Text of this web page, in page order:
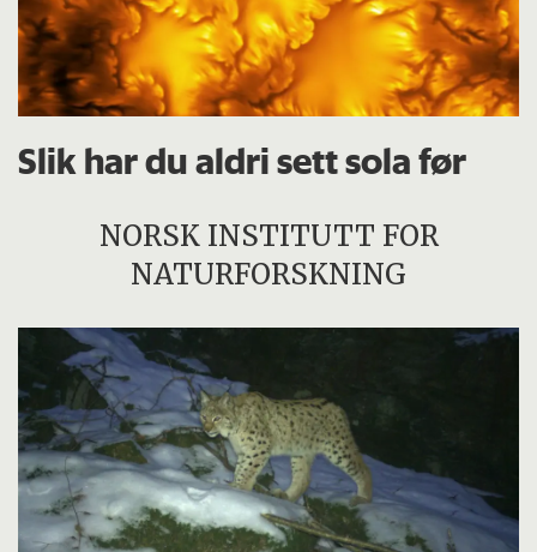
Slik har du aldri sett sola før
NORSK INSTITUTT FOR
NATURFORSKNING